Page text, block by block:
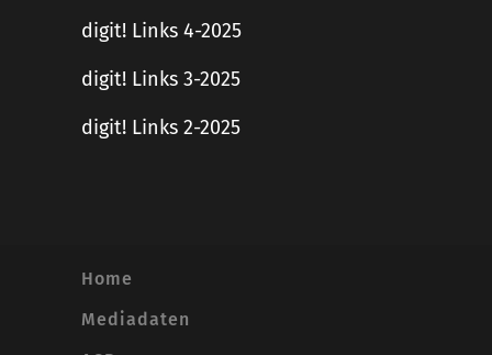
digit! Links 4-2025
digit! Links 3-2025
digit! Links 2-2025
Home
Mediadaten